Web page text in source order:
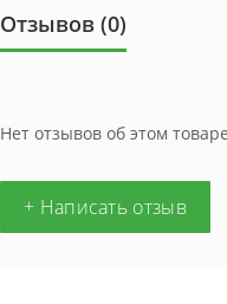
Отзывов (0)
Нет отзывов об этом
+ Написать отзыв